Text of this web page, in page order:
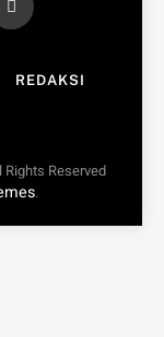
REDAKSI
Reserved
.